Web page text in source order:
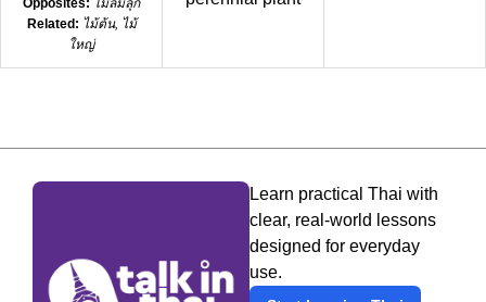
Related: ไม้ต้น, ไม้
ใหญ่
Learn practical Thai with
clear, real-world lessons
designed for everyday
use.